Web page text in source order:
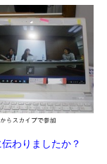
伝わりましたか？